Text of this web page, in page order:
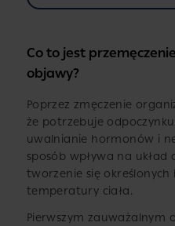
Co to jest
objawy?
Poprzez zmęczenie
że potrzebuje
uwalnianie hormonów i
sposób wpływa na
tworzenie się określonych
temperatury ciała.
Pierwszym zauważalnym